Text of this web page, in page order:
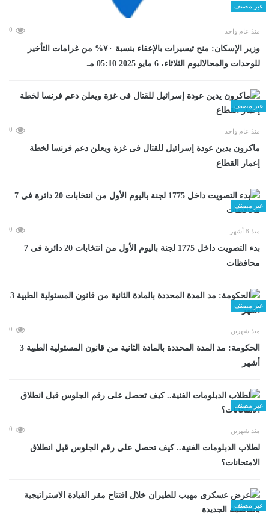
غير مصنف
منذ عام واحد 0
وزير الإسكان: منح تيسيرات بالإعفاء بنسبة ٧٠% من غرامات التأخير
للوحدات والمحالاليوم الثلاثاء، 6 مايو 2025 05:10 مـ
غير مصنف
منذ عام واحد 0
ماكرون يدين عودة إسرائيل للقتال فى غزة ويعلن دعم فرنسا لخطة
إعمار القطاع
غير مصنف
منذ 8 أشهر 0
بدء التصويت داخل 1775 لجنة باليوم الأول من انتخابات 20 دائرة فى 7
محافظات
غير مصنف
منذ شهرين 0
الحكومة: مد المدة المحددة بالمادة الثانية من قانون المسئولية الطبية 3
أشهر
غير مصنف
منذ شهرين 0
لطلاب الدبلومات الفنية.. كيف تحصل على رقم الجلوس قبل انطلاق
الامتحانات؟
غير مصنف